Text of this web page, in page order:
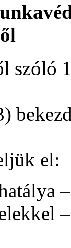
szóló
el: